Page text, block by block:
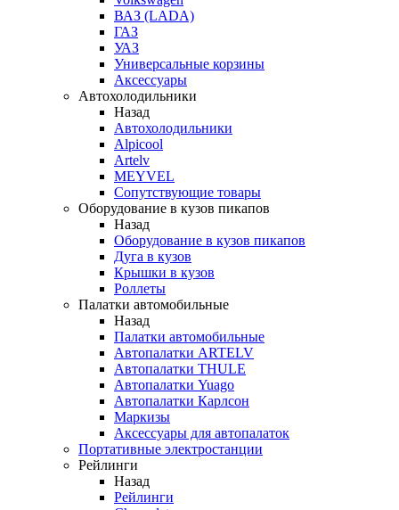
ВАЗ (LADA)
ГАЗ
УАЗ
Универсальные корзины
Аксессуары
Автохолодильники
Назад
Автохолодильники
Alpicool
Artelv
MEYVEL
Сопутствующие товары
Оборудование в кузов пикапов
Назад
Оборудование в кузов пикапов
Дуга в кузов
Крышки в кузов
Роллеты
Палатки автомобильные
Назад
Палатки автомобильные
Автопалатки ARTELV
Автопалатки THULE
Автопалатки Yuago
Автопалатки Карлсон
Маркизы
Аксессуары для автопалаток
Портативные электростанции
Рейлинги
Назад
Рейлинги